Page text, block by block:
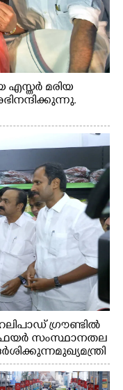
മരിയ
ഗ്രൗണ്ടിൽ
സംസ്ഥാനതല
മുഖ്യമന്ത്രി
സമീപം